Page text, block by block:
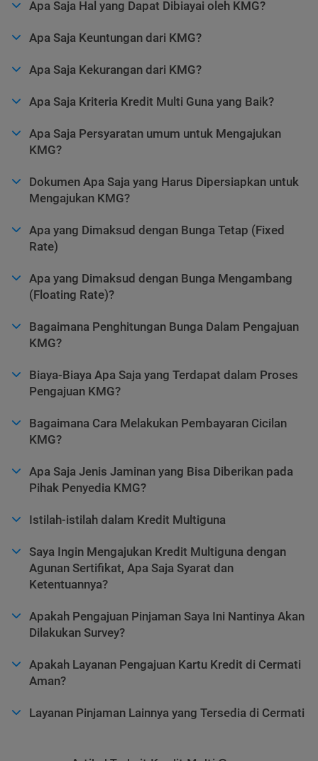
Apa Saja Hal yang Dapat Dibiayai oleh KMG?
Apa Saja Keuntungan dari KMG?
Apa Saja Kekurangan dari KMG?
Apa Saja Kriteria Kredit Multi Guna yang Baik?
Apa Saja Persyaratan umum untuk Mengajukan
KMG?
Dokumen Apa Saja yang Harus Dipersiapkan untuk
Mengajukan KMG?
Apa yang Dimaksud dengan Bunga Tetap (Fixed
Rate)
Apa yang Dimaksud dengan Bunga Mengambang
(Floating Rate)?
Bagaimana Penghitungan Bunga Dalam Pengajuan
KMG?
Biaya-Biaya Apa Saja yang Terdapat dalam Proses
Pengajuan KMG?
Bagaimana Cara Melakukan Pembayaran Cicilan
KMG?
Apa Saja Jenis Jaminan yang Bisa Diberikan pada
Pihak Penyedia KMG?
Istilah-istilah dalam Kredit Multiguna
Saya Ingin Mengajukan Kredit Multiguna dengan
Agunan Sertifikat, Apa Saja Syarat dan
Ketentuannya?
Apakah Pengajuan Pinjaman Saya Ini Nantinya Akan
Dilakukan Survey?
Apakah Layanan Pengajuan Kartu Kredit di Cermati
Aman?
Layanan Pinjaman Lainnya yang Tersedia di Cermati